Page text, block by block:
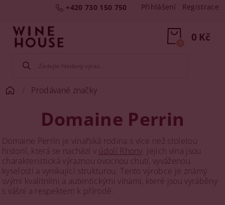
+420 730 150 750 Přihlášení Registrace
0 Kč
0
Prodávané značky
Domaine Perrin
Domaine Perrin je vinařská rodina s více než stoletou
historií, která se nachází v údolí Rhony . Jejich vína jsou
charakteristická výraznou ovocnou chutí, vyváženou
kyselostí a vynikající strukturou. Tento výrobce je známý
svými kvalitními a autentickými vínami, které jsou vyráběny
s vášní a respektem k přírodě.